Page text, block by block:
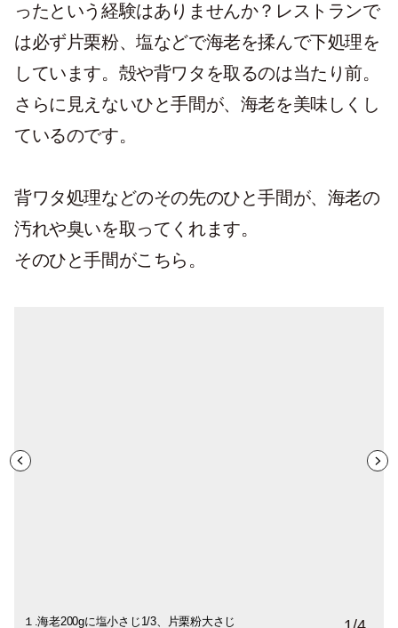
ったという経験はありませんか？レストランで
は必ず片栗粉、塩などで海老を揉んで下処理を
しています。殻や背ワタを取るのは当たり前。
さらに見えないひと手間が、海老を美味しくし
ているのです。
背ワタ処理などのその先のひと手間が、海老の
汚れや臭いを取ってくれます。
そのひと手間がこちら。
１.海老200gに塩小さじ1/3、片栗粉大さじ
３.キッチンペーパーで水気をとる。塩の脱
４.水気を拭き取った海老に、塩小さじ